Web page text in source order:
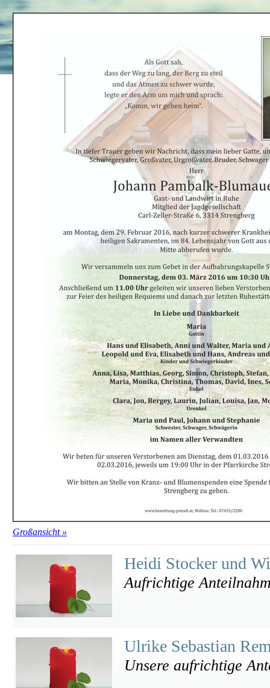
Großansicht »
Heidi Stocker und
Aufrichtige
Ulrike Sebastian
Unsere aufrichtige